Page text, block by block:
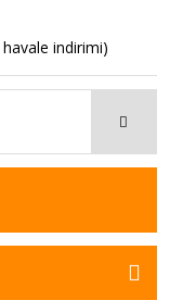
indirimi)